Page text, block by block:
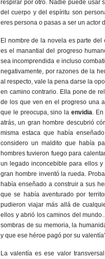
respirar por otro. Nadie puede usar
del cuerpo y del espíritu son
eres persona o pasas a ser un actor
El nombre de la novela es parte del
es el manantial del progreso
sea incomprendida e incluso
negativamente, por razones de la
al respecto, vale la pena darse la
en camino contrario. Ella pone de
de los que ven en el progreso una
que le preocupa, sino la envidia. En
atrás, un gran hombre descubrió
misma estaca que había
considero un maldito que había
hombres tuvieron fuego para
un legado inconcebible para ellos
gran hombre inventó la rueda.
había enseñado a construir a sus
que se había aventurado por
pudieron viajar más allá de
ellos y abrió los caminos del
sombras de su memoria, la
y que ese héroe pagó por su
La valentía es ese valor